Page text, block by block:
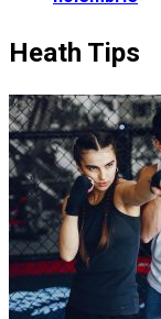
Heath Tips